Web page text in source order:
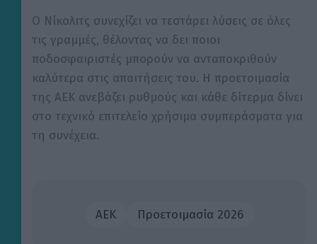
Ο Νίκολιτς συνεχίζει να τεστάρει λύσεις σε όλες
τις γραμμές, θέλοντας να δει ποιοι
ποδοσφαιριστές μπορούν να ανταποκριθούν
καλύτερα στις απαιτήσεις του. Η προετοιμασία
της ΑΕΚ ανεβάζει ρυθμούς και κάθε δίτερμα δίνει
στο τεχνικό επιτελείο χρήσιμα συμπεράσματα για
τη συνέχεια.
ΑΕΚ Προετοιμασία 2026